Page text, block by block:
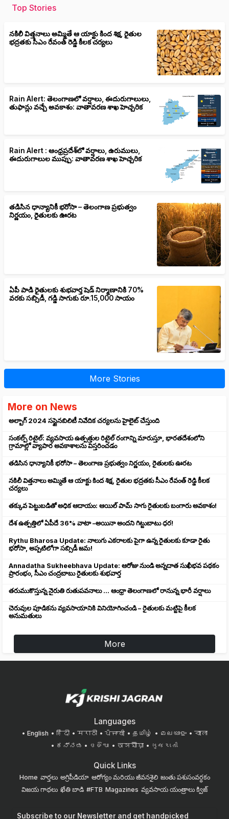
Top Stories
నకిలీ విత్తనాలు అమ్మితే ఆ యాక్టు కింద శిక్ష, రైతుల
భద్రతకు సీఎం రేవంత్ రెడ్డి కీలక చర్యలు
Rain Alert: తెలంగాణలో వర్షాలు, ఈదురుగాలులు,
తుఫాన్లు వచ్చే అవకాశం: వాతావరణ శాఖ హెచ్చరిక
Rain Alert : ఆంధ్రప్రదేశ్‌లో వర్షాలు, ఉరుములు,
ఈదురుగాలుల ముప్పు: వాతావరణ శాఖ హెచ్చరిక
తడిసిన ధాన్యానికీ భరోసా – తెలంగాణ ప్రభుత్వం
నిర్ణయం, రైతులకు ఊరట
ఏపీ పాడి రైతులకు శుభవార్త షెడ్ నిర్మాణానికి 70%
వరకు సబ్సిడీ, గడ్డి సాగుకు రూ.15,000 సాయం
More Stories
More on News
అల్బాగ్ 2024 సస్టైనబిలిటీ నివేదిక చర్యలను హైలైట్ చేస్తుంది
సంకల్ప్ రిటైల్: వ్యవసాయ ఉత్పత్తుల రిటైల్ రంగాన్ని మారుస్తూ, భారతదేశంలోని
గ్రామాల్లో వ్యాపార అవకాశాలను విస్తరించడం
తడిసిన ధాన్యానికీ భరోసా – తెలంగాణ ప్రభుత్వం నిర్ణయం, రైతులకు ఊరట
నకిలీ విత్తనాలు అమ్మితే ఆ యాక్టు కింద శిక్ష, రైతుల భద్రతకు సీఎం రేవంత్ రెడ్డి కీలక
చర్యలు
తక్కువ పెట్టుబడితో అధిక ఆదాయం: ఆయిల్ పామ్ సాగు రైతులకు బంగారు అవకాశం!
దేశ ఉత్పత్తిలో ఏపీదే 36% వాటా –అయినా అందని గిట్టుబాటు ధర!
Rythu Bharosa Update: నాలుగు ఎకరాలకు పైగా ఉన్న రైతులకు కూడా రైతు
భరోసా, అప్పటిలోగా సబ్సిడీ జమ!
Annadatha Sukheebhava Update: ఆరోజు నుండి అన్నదాత సుఖీభవ పథకం
ప్రారంభం, సీఎం చంద్రబాబు రైతులకు శుభవార్త
తరుముకొస్తున్న నైరుతి రుతుపవనాలు ... ఆంధ్రా తెలంగాణలో రానున్న భారీ వర్షాలు
చెరువుల పూడికను వ్యవసాయానికి వినియోగించండి – రైతులకు మట్టిపై కీలక
అనుమతులు
More
Languages
English हिंदी मराठी ਪੰਜਾਬੀ தமிழ் മലയാളം
বাংলা
ಕನ್ನಡ
ଓଡିଆ অসমীয়া ગુજરાતી
Quick Links
Home వార్తలు అగ్రిపీడియా ఆరోగ్యం మరియు జీవనశైలి జంతు పశుసంవర్ధకం
విజయ గాథలు ఖేతి బాడి #FTB Magazines వ్యవసాయ యంత్రాలు క్విజ్
Subscribe to our Newsletter and get handpicked